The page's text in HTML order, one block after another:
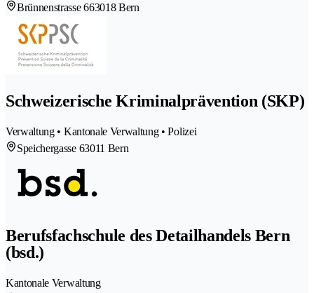
Brünnenstrasse 663018 Bern
Schweizerische Kriminalprävention (SKP)
Verwaltung • Kantonale Verwaltung • Polizei
Speichergasse 63011 Bern
Berufsfachschule des Detailhandels Bern
(bsd.)
Kantonale Verwaltung